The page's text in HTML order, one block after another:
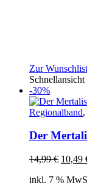
Zur
Schnellansicht
-30%
Regionalband,
Der
14,99€
war:
10,49
inkl. 7 %